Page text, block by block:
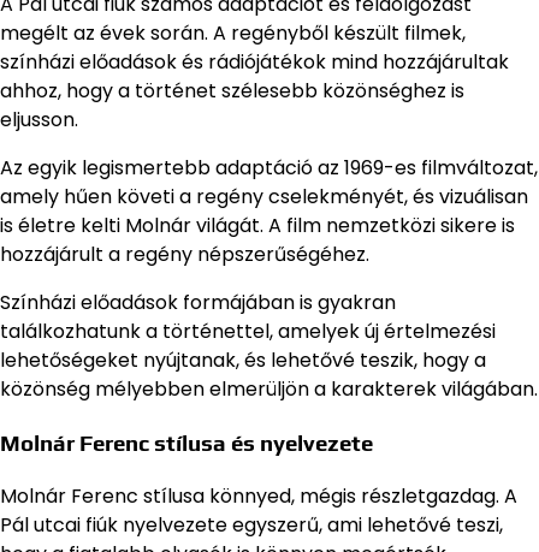
megélt az évek során. A regényből készült filmek,
színházi előadások és rádiójátékok mind hozzájárultak
ahhoz, hogy a történet szélesebb közönséghez is
eljusson.
Az egyik legismertebb adaptáció az 1969-es filmváltozat,
amely hűen követi a regény cselekményét, és vizuálisan
is életre kelti Molnár világát. A film nemzetközi sikere is
hozzájárult a regény népszerűségéhez.
Színházi előadások formájában is gyakran
találkozhatunk a történettel, amelyek új értelmezési
lehetőségeket nyújtanak, és lehetővé teszik, hogy a
közönség mélyebben elmerüljön a karakterek világában.
Molnár Ferenc stílusa és nyelvezete
Molnár Ferenc stílusa könnyed, mégis részletgazdag. A
Pál utcai fiúk nyelvezete egyszerű, ami lehetővé teszi,